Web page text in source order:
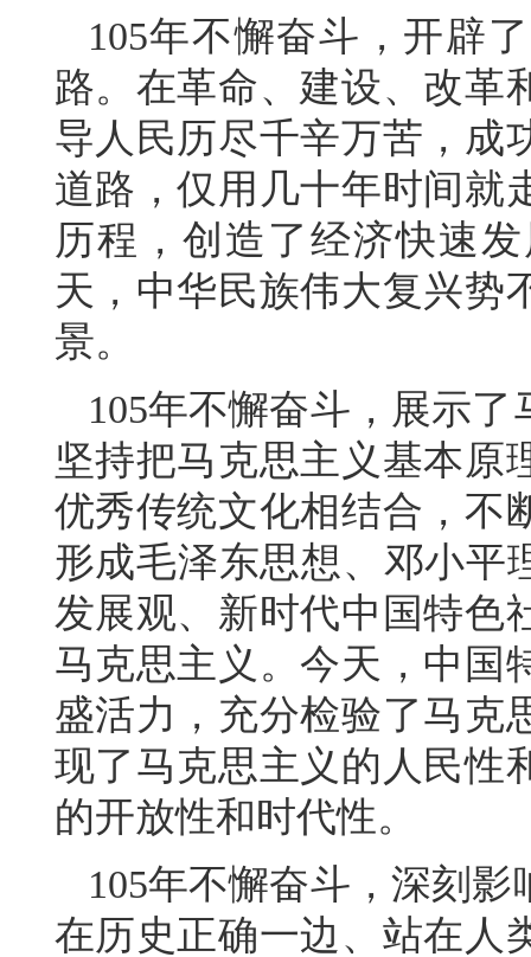
105年不懈奋斗，开辟
路。在革命、建设、改革
导人民历尽千辛万苦，成
道路，仅用几十年时间就
历程，创造了经济快速
天，中华民族伟大复兴势
景。
105年不懈奋斗，展示
坚持把马克思主义基本原
优秀传统文化相结合，不
形成毛泽东思想、邓小平
发展观、新时代中国特色
马克思主义。今天，中国
盛活力，充分检验了马克
现了马克思主义的人民性
的开放性和时代性。
105年不懈奋斗，深刻
在历史正确一边、站在人